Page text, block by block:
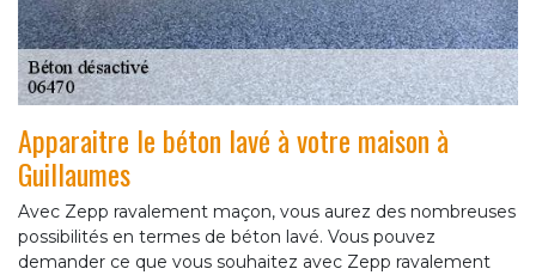
Apparaitre le béton lavé à votre maison à
Guillaumes
Avec Zepp ravalement maçon, vous aurez des nombreuses
possibilités en termes de béton lavé. Vous pouvez
demander ce que vous souhaitez avec Zepp ravalement